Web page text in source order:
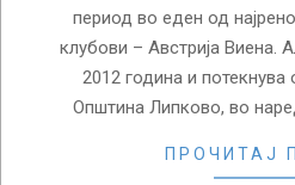
период во еден од
клубови – Австрија Виена.
2012 година и
Општина Липково, во
ПРОЧИТАЈ